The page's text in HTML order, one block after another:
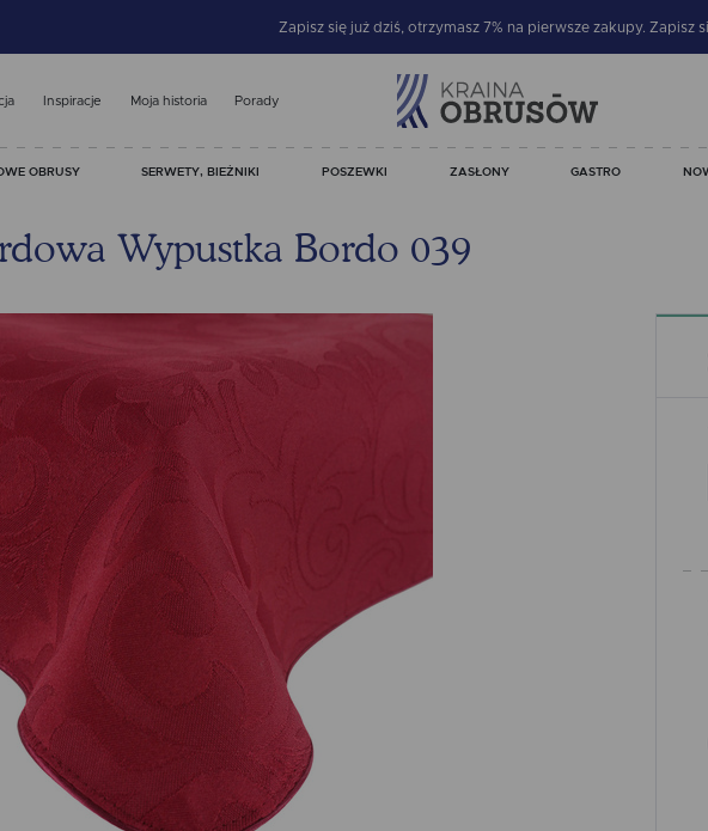
Zapisz się już dziś, otrzymasz 7% na pierwsze zakupy. Zapisz
Inspiracje Moja historia Porady
OBRUSY SERWETY, BIEŻNIKI POSZEWKI ZASŁONY GASTRO
Wypustka Bordo 039